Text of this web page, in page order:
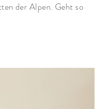
der Alpen. Geht so